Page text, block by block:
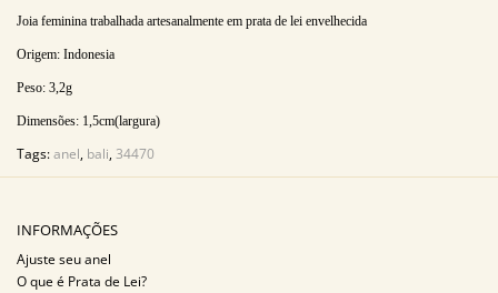
Joia feminina trabalhada artesanalmente em prata de lei envelhecida
Origem: Indonesia
Peso: 3,2g
Dimensões: 1,5cm(largura)
Tags:anel, bali,34470
INFORMAÇÕES
Ajuste seu anel
O que é Prata de Lei?